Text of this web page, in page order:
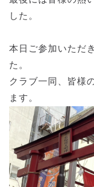
した。
本日ご参加いただ
た。
クラブ一同、皆様
ます。